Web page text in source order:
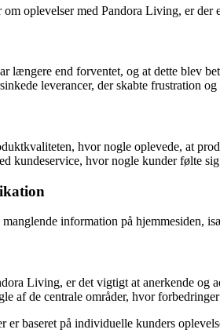
oplevelser med Pandora Living, er
længere end forventet, og at dette blev
leverancer, der skabte frustration og
hvor nogle oplevede, at
kundeservice, hvor nogle kunder følte
information på hjemmesiden,
Living, er det vigtigt at anerkende
af de centrale områder, hvor
baseret på individuelle kunders